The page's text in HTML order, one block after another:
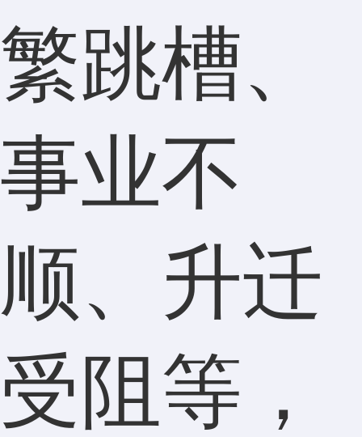
繁跳槽、
事业不
顺、升迁
受阻等，